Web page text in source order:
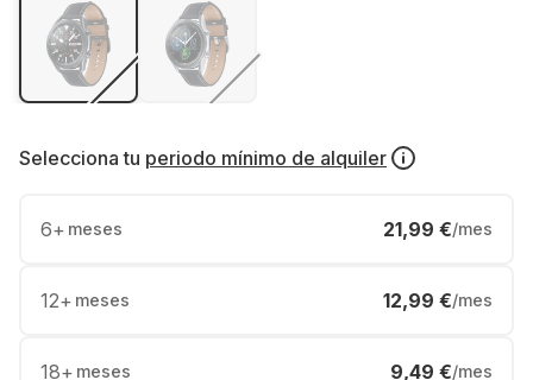
Selecciona tu periodo mínimo de alquiler
6+ meses 21,99 €/mes
12+ meses 12,99 €/mes
18+ meses 9,49 €/mes